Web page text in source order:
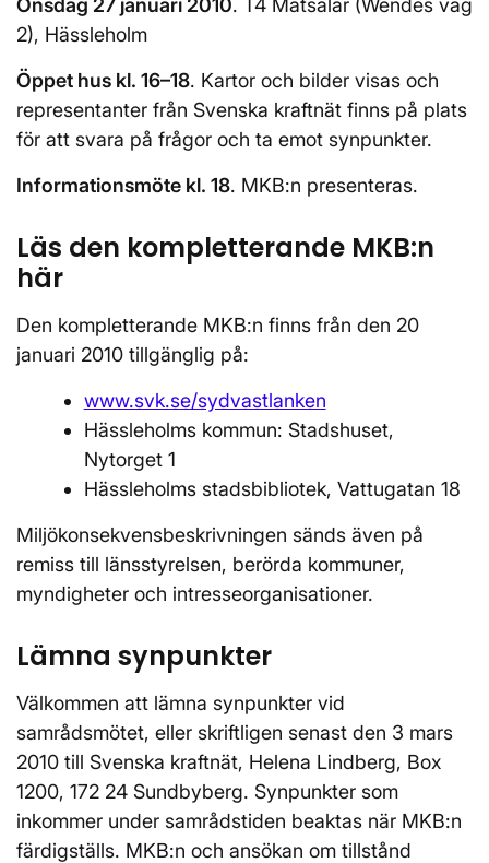
Onsdag 27 januari 2010. T4 Matsalar (Wendes väg
2), Hässleholm
Öppet hus kl. 16–18. Kartor och bilder visas och
representanter från Svenska kraftnät finns på plats
för att svara på frågor och ta emot synpunkter.
Informationsmöte kl. 18. MKB:n presenteras.
Läs den kompletterande MKB:n
här
Den kompletterande MKB:n finns från den 20
januari 2010 tillgänglig på:
www.svk.se/sydvastlanken
Hässleholms kommun: Stadshuset,
Nytorget 1
Hässleholms stadsbibliotek, Vattugatan 18
Miljökonsekvensbeskrivningen sänds även på
remiss till länsstyrelsen, berörda kommuner,
myndigheter och intresseorganisationer.
Lämna synpunkter
Välkommen att lämna synpunkter vid
samrådsmötet, eller skriftligen senast den 3 mars
2010 till Svenska kraftnät, Helena Lindberg, Box
1200, 172 24 Sundbyberg. Synpunkter som
inkommer under samrådstiden beaktas när MKB:n
färdigställs. MKB:n och ansökan om tillstånd